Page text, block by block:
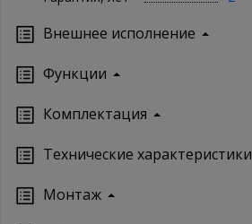
Внешнее исполнение
Функции
Комплектация
Технические характеристики
Монтаж